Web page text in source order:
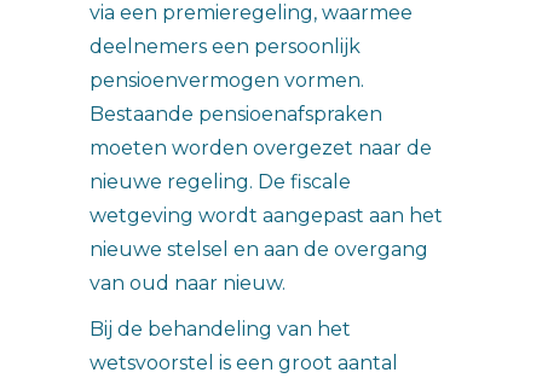
via een premieregeling, waarmee
deelnemers een persoonlijk
pensioenvermogen vormen.
Bestaande pensioenafspraken
moeten worden overgezet naar de
nieuwe regeling. De fiscale
wetgeving wordt aangepast aan het
nieuwe stelsel en aan de overgang
van oud naar nieuw.
Bij de behandeling van het
wetsvoorstel is een groot aantal